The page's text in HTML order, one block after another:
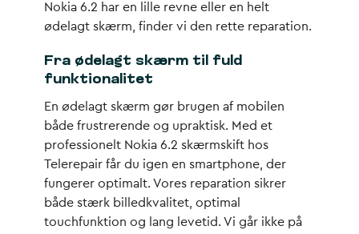
Nokia 6.2 har en lille revne eller en helt
ødelagt skærm, finder vi den rette reparation.
Fra ødelagt skærm til fuld
funktionalitet
En ødelagt skærm gør brugen af mobilen
både frustrerende og upraktisk. Med et
professionelt Nokia 6.2 skærmskift hos
Telerepair får du igen en smartphone, der
fungerer optimalt. Vores reparation sikrer
både stærk billedkvalitet, optimal
touchfunktion og lang levetid. Vi går ikke på